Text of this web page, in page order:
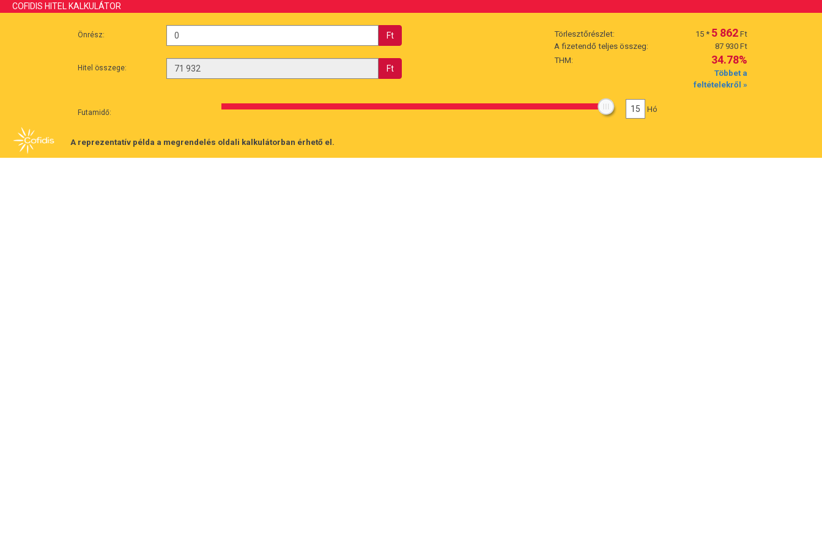
COFIDIS HITEL KALKULÁTOR
Önrész: Ft
Hitel összege: Ft
Törlesztőrészlet: 15 * 5 862 Ft
A fizetendő teljes összeg:
87 930 Ft
THM:
34.78%
Többet a
feltételekről »
Futamidő: 15 Hó
A reprezentatív példa a megrendelés oldali kalkulátorban érhető el.